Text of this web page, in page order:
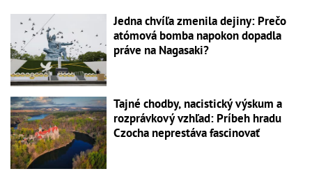
Jedna chvíľa zmenila dejiny: Prečo
atómová bomba napokon dopadla
práve na Nagasaki?
Tajné chodby, nacistický výskum a
rozprávkový vzhľad: Príbeh hradu
Czocha neprestáva fascinovať